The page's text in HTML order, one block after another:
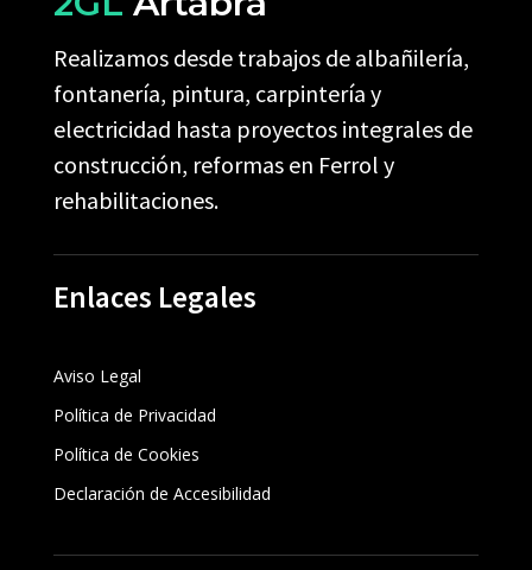
Realizamos desde trabajos de albañilería,
fontanería, pintura, carpintería y
electricidad hasta proyectos integrales de
construcción, reformas en Ferrol y
rehabilitaciones.
Enlaces Legales
Aviso Legal
Política de Privacidad
Política de Cookies
Declaración de Accesibilidad